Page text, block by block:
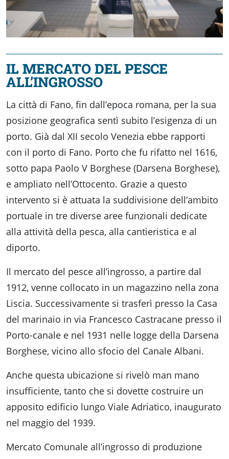
IL MERCATO DEL PESCE
ALL’INGROSSO
La città di Fano, fin dall’epoca romana, per la sua
posizione geografica sentì subito l’esigenza di un
porto. Già dal XII secolo Venezia ebbe rapporti
con il porto di Fano. Porto che fu rifatto nel 1616,
sotto papa Paolo V Borghese (Darsena Borghese),
e ampliato nell’Ottocento. Grazie a questo
intervento si è attuata la suddivisione dell’ambito
portuale in tre diverse aree funzionali dedicate
alla attività della pesca, alla cantieristica e al
diporto.
Il mercato del pesce all’ingrosso, a partire dal
1912, venne collocato in un magazzino nella zona
Liscia. Successivamente si trasferì presso la Casa
del marinaio in via Francesco Castracane presso il
Porto-canale e nel 1931 nelle logge della Darsena
Borghese, vicino allo sfocio del Canale Albani.
Anche questa ubicazione si rivelò man mano
insufficiente, tanto che si dovette costruire un
apposito edificio lungo Viale Adriatico, inaugurato
nel maggio del 1939.
Mercato Comunale all’ingrosso di produzione